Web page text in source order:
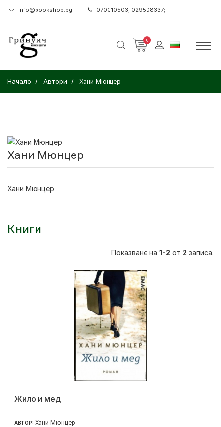
info@bookshop.bg 070010503; 029508337;
0
Начало Автори Хани Мюнцер
Хани Мюнцер
Хани Мюнцер
Книги
Показване на 1-2 от 2 записа.
Жило и мед
АВТОР: Хани Мюнцер